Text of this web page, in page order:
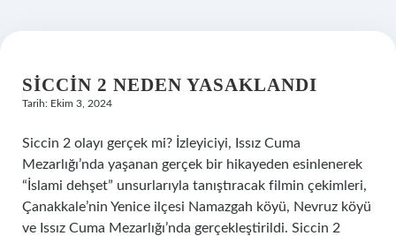
SICCIN 2 NEDEN YASAKLANDI
Tarih: Ekim 3, 2024
Siccin 2 olayı gerçek mi? İzleyiciyi, Issız Cuma
Mezarlığı’nda yaşanan gerçek bir hikayeden esinlenerek
“İslami dehşet” unsurlarıyla tanıştıracak filmin çekimleri,
Çanakkale’nin Yenice ilçesi Namazgah köyü, Nevruz köyü
ve Issız Cuma Mezarlığı’nda gerçekleştirildi. Siccin 2